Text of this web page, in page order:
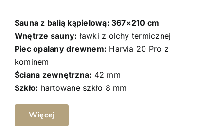
Sauna z balią kąpielową: 367×210 cm
Wnętrze sauny: ławki z olchy termicznej
Piec opalany drewnem: Harvia 20 Pro z
kominem
Ściana zewnętrzna: 42 mm
Szkło: hartowane szkło 8 mm
Więcej